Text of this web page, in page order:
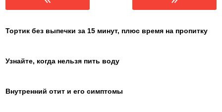
Тортик без выпечки за 15 минут, плюс время на пропитку
Узнайте, когда нельзя пить воду
Внутренний отит и его симптомы